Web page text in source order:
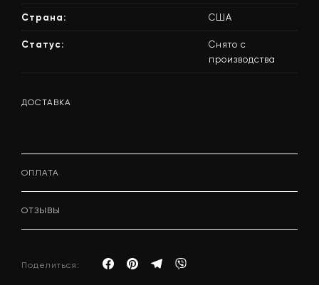
Страна: США
Статус:
Снято с
производства
ДОСТАВКА
ОПЛАТА
ОТЗЫВЫ
Поделиться: